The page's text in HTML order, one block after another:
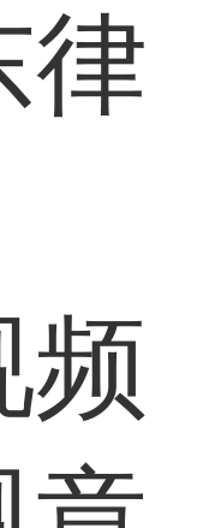
律
频